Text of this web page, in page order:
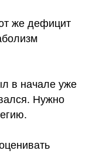
же дефицит
в начале уже
Нужно